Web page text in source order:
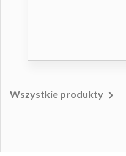
Wszystkie produkty 